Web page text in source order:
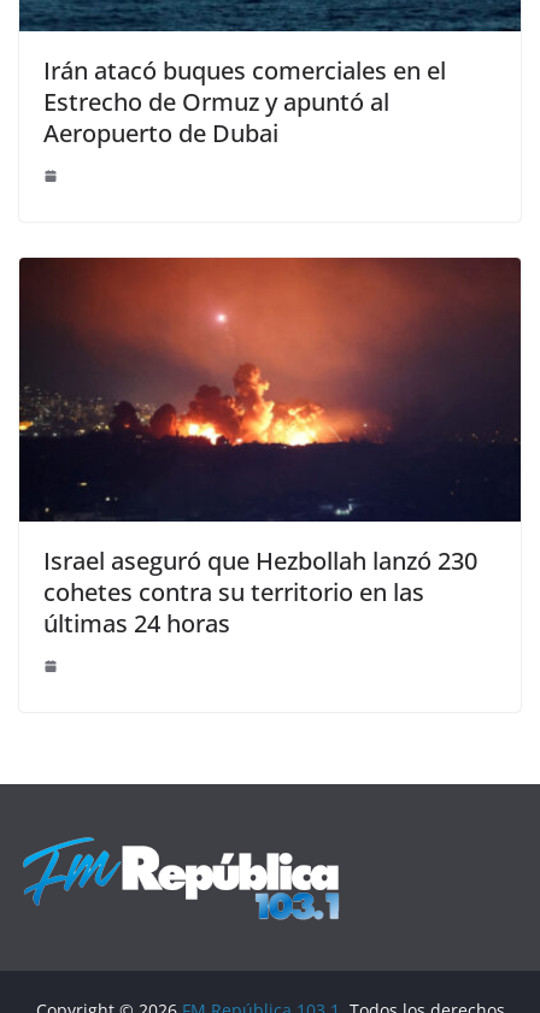
Irán atacó buques comerciales en el
Estrecho de Ormuz y apuntó al
Aeropuerto de Dubai
Israel aseguró que Hezbollah lanzó 230
cohetes contra su territorio en las
últimas 24 horas